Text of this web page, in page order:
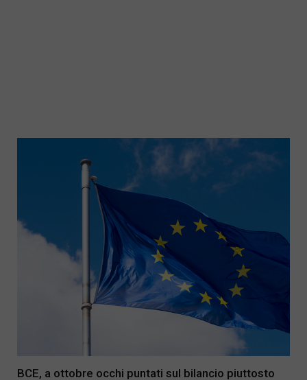
BCE, a ottobre occhi puntati sul bilancio piuttosto